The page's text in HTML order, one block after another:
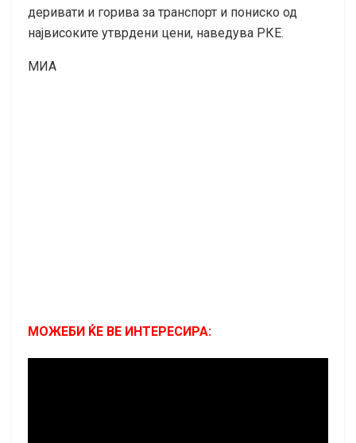
деривати и горива за транспорт и пониско од
највисоките утврдени цени, наведува РКЕ.
МИА
МОЖЕБИ ЌЕ ВЕ ИНТЕРЕСИРА: